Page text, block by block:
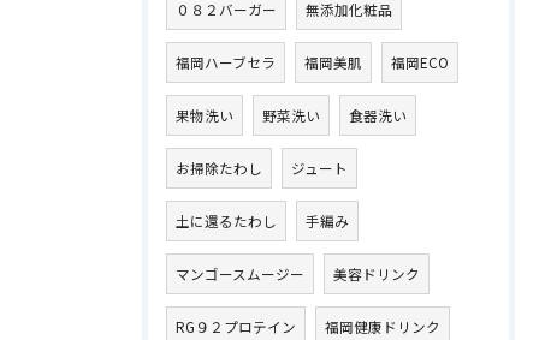
０８２バーガー 無添加化粧品
福岡ハーブセラ 福岡美肌 福岡ECO
果物洗い 野菜洗い 食器洗い
お掃除たわし ジュート
土に還るたわし 手編み
マンゴースムージー 美容ドリンク
RG９２プロテイン 福岡健康ドリンク